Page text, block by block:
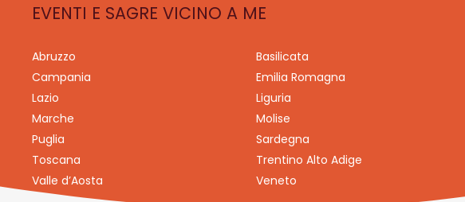
EVENTI E SAGRE VICINO A ME
Abruzzo Basilicata
Campania
Emilia Romagna
Lazio
Liguria
Marche
Molise
Puglia
Sardegna
Toscana
Trentino Alto Adige
Valle d’Aosta
Veneto